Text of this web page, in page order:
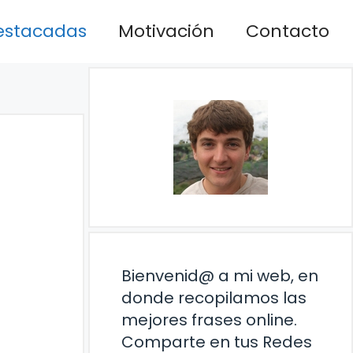
Motivación Contacto
Bienvenid@ a mi web, en
donde recopilamos las
mejores frases online.
Comparte en tus Redes